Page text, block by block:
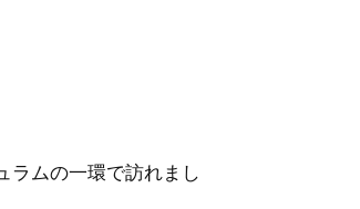
ラムの一環で訪れまし